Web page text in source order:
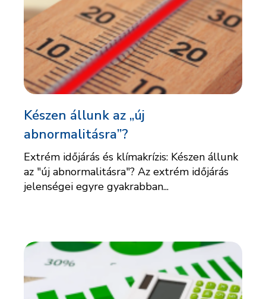
Készen állunk az „új
abnormalitásra”?
Extrém időjárás és klímakrízis: Készen állunk
az "új abnormalitásra"? Az extrém időjárás
jelenségei egyre gyakrabban...